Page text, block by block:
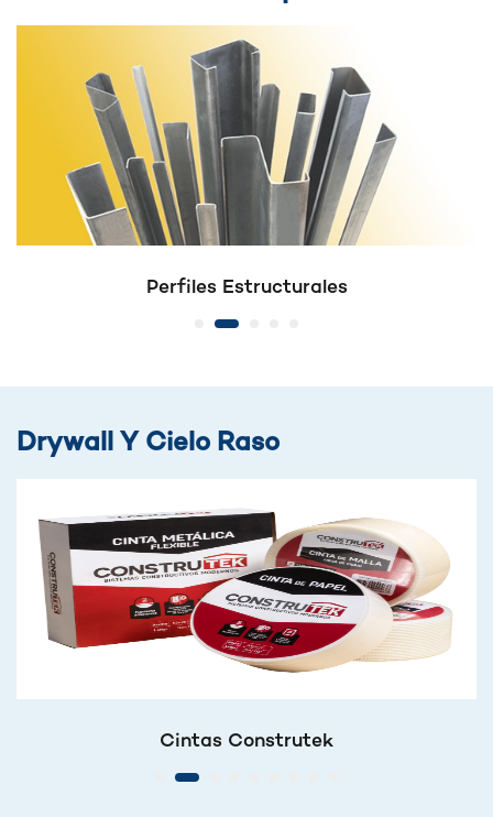
Perfiles Estructurales
Drywall Y Cielo Raso
Cintas Construtek